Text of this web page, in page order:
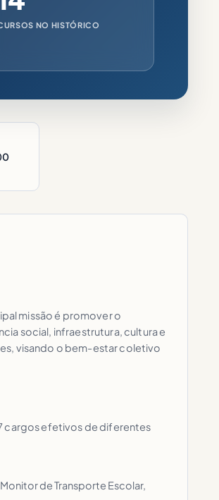
NO HISTÓRICO
missão é promover o
social, infraestrutura, cultura e
visando o bem-estar coletivo
cargos efetivos de diferentes
de Transporte Escolar,